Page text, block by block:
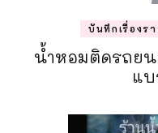
บันทึกเรื่องรา
น้ำหอมติดรถย
แ